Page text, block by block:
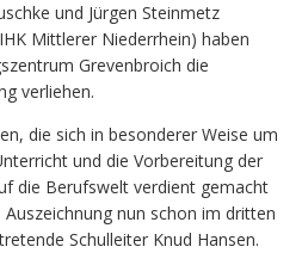
und Jürgen Steinmetz
Mittlerer Niederrhein) haben
Grevenbroich die
verliehen.
die sich in besonderer Weise um
und die Vorbereitung der
die Berufswelt verdient gemacht
nun schon im dritten
Schulleiter Knud Hansen.